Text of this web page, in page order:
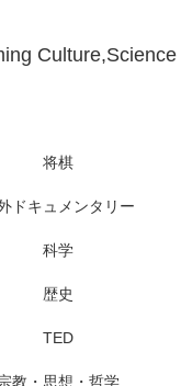
Culture,Science
将棋
ドキュメンタリー
科学
歴史
TED
教・思想・哲学